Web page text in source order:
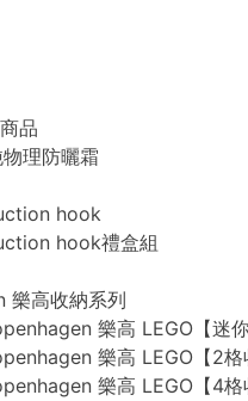
品
理防曬霜
hook
hook禮盒組
樂高收納系列
樂高 LEGO【迷你
樂高 LEGO【2格
樂高 LEGO【4格